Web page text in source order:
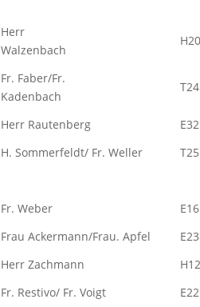
Herr
Walzenbach
H20
Fr. Faber/Fr.
Kadenbach
T24
Herr Rautenberg E32
H. Sommerfeldt/ Fr. Weller T25
Fr. Weber E16
Frau Ackermann/Frau. Apfel E23
Herr Zachmann H12
Fr. Restivo/ Fr. Voigt E22